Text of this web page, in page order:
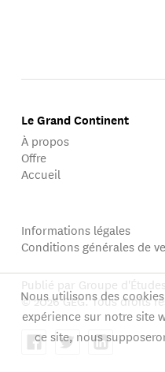
Le Grand Continent
À propos
Offre
Accueil
Informations légales
Conditions générales de
Publié par Groupe
© 2026 GEG. Tous droits
Nous utilisons des
expérience sur notre site
ce site, nous